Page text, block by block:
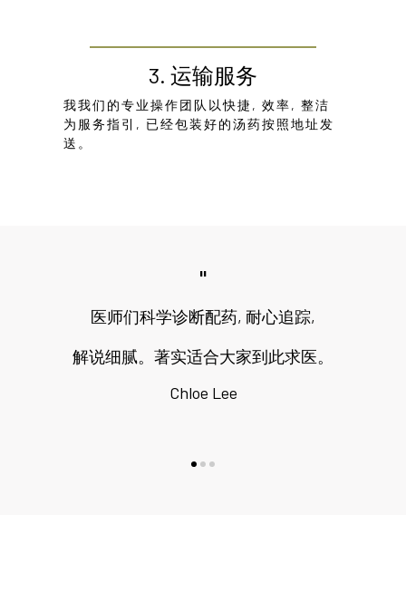
3. 运输服务
我我们的专业操作团队以快捷, 效率, 整洁
为服务指引, 已经包装好的汤药按照地址发
送。
"
医师们科学诊断配药, 耐心追踪,
解说细腻。著实适合大家到此求医。
Chloe Lee